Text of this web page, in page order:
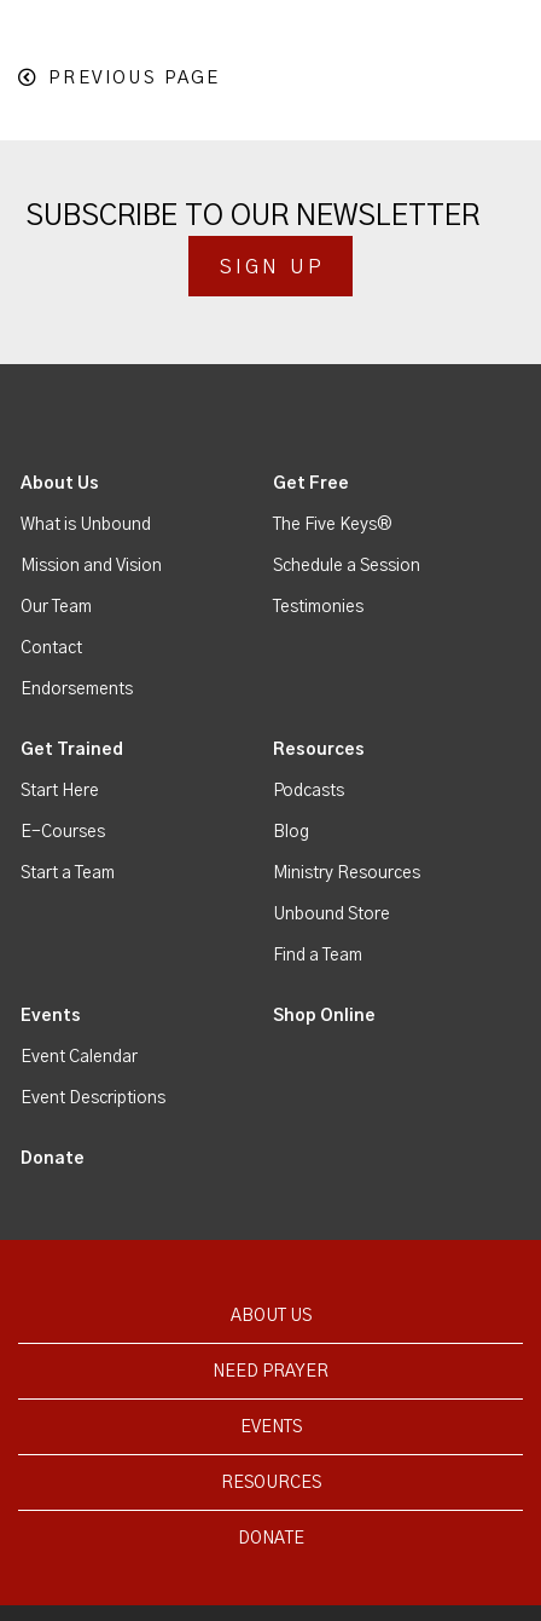
PREVIOUS PAGE
SUBSCRIBE TO OUR NEWSLETTER
SIGN UP
About Us
What is Unbound
Mission and Vision
Our Team
Contact
Endorsements
Get Free
The Five Keys®
Schedule a Session
Testimonies
Get Trained
Start Here
E-Courses
Start a Team
Resources
Podcasts
Blog
Ministry Resources
Unbound Store
Find a Team
Events
Event Calendar
Event Descriptions
Shop Online
Donate
ABOUT US
NEED PRAYER
EVENTS
RESOURCES
DONATE